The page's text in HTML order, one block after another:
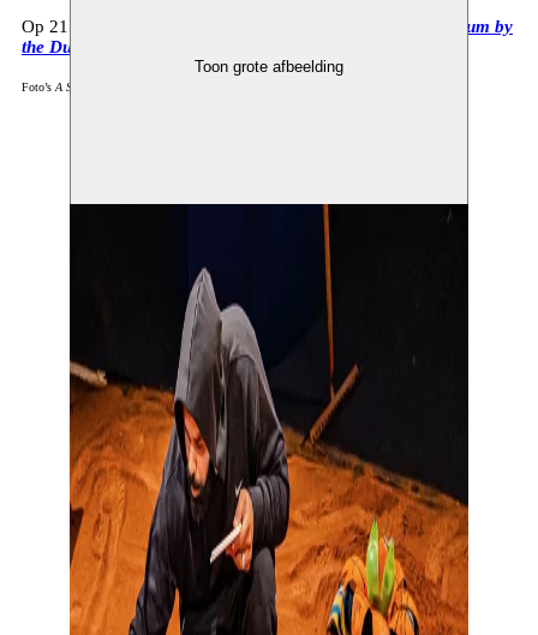
Toon grote afbeelding
Op 21 oktober 2023 presenteert hij de performance
A Stadium by
the Dunes
Foto’s A Stadium by the Dunes